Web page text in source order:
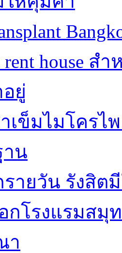
rent house
ยู่
เข็มไมโคร
าน
ายวัน รังสิต
กโรงแรมสมุ
า